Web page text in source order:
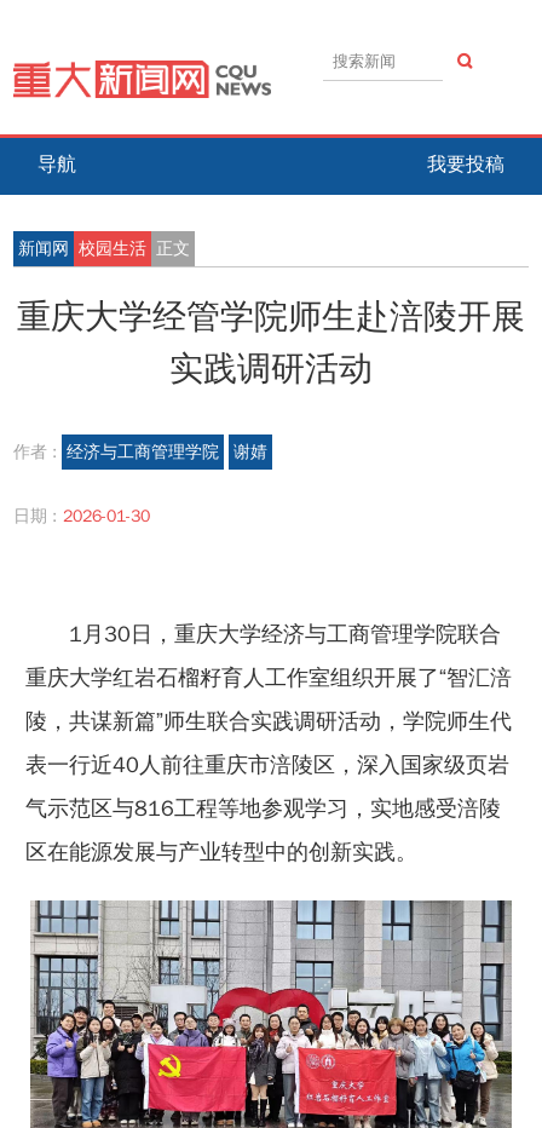
导航 我要投稿
新闻网 校园生活 正文
重庆大学经管学院师生赴涪陵开展
实践调研活动
作者 : 经济与工商管理学院 谢婧
日期 : 2026-01-30
1月30日，重庆大学经济与工商管理学院联合
重庆大学红岩石榴籽育人工作室组织开展了“智汇涪
陵，共谋新篇”师生联合实践调研活动，学院师生代
表一行近40人前往重庆市涪陵区，深入国家级页岩
气示范区与816工程等地参观学习，实地感受涪陵
区在能源发展与产业转型中的创新实践。